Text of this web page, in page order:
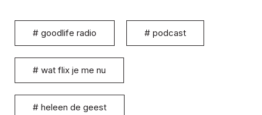
# goodlife radio # podcast
# wat flix je me nu
# heleen de geest